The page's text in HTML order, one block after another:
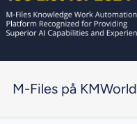
M-Files på